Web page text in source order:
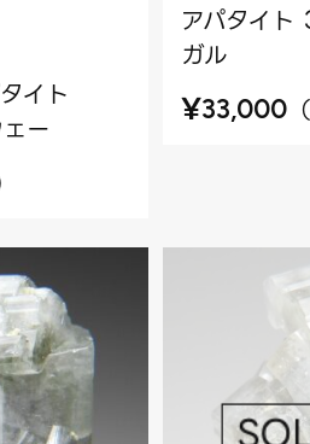
イト
ー
アパタイ
ガル
¥33,000 （